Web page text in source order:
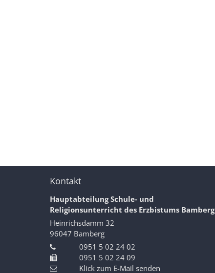
Kontakt
Hauptabteilung Schule- und
Religionsunterricht des Erzbistums Bamberg
Heinrichsdamm 32
96047 Bamberg
0951 5 02 24 02
0951 5 02 24 09
Klick zum E-Mail senden